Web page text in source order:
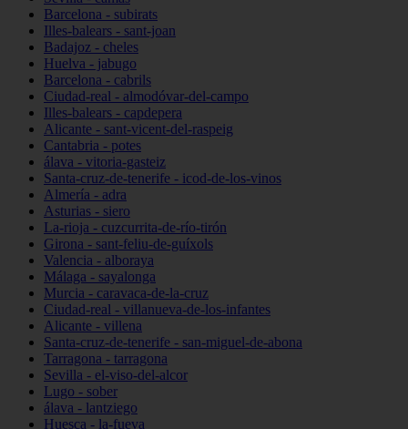
Barcelona - subirats
Illes-balears - sant-joan
Badajoz - cheles
Huelva - jabugo
Barcelona - cabrils
Ciudad-real - almodóvar-del-campo
Illes-balears - capdepera
Alicante - sant-vicent-del-raspeig
Cantabria - potes
álava - vitoria-gasteiz
Santa-cruz-de-tenerife - icod-de-los-vinos
Almería - adra
Asturias - siero
La-rioja - cuzcurrita-de-río-tirón
Girona - sant-feliu-de-guíxols
Valencia - alboraya
Málaga - sayalonga
Murcia - caravaca-de-la-cruz
Ciudad-real - villanueva-de-los-infantes
Alicante - villena
Santa-cruz-de-tenerife - san-miguel-de-abona
Tarragona - tarragona
Sevilla - el-viso-del-alcor
Lugo - sober
álava - lantziego
Huesca - la-fueva